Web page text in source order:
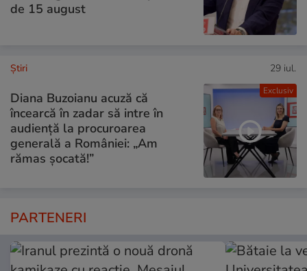
de 15 august
Exclusiv
Ştiri 29 iul.
Diana Buzoianu acuză că
încearcă în zadar să intre în
audiență la procuroarea
generală a României: „Am
rămas șocată!”
PARTENERI